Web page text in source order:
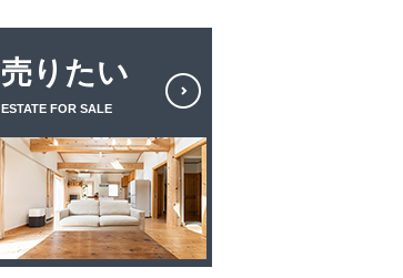
売りたい
ESTATE FOR SALE